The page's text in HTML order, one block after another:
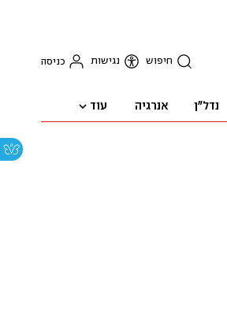
חיפוש נגישות כניסה
נדל"ן אנרגיה עוד